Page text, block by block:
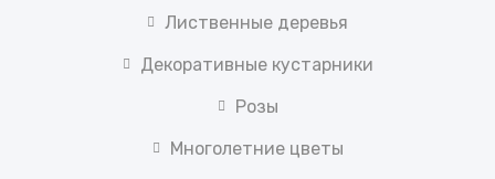
Лиственные деревья
Декоративные кустарники
Розы
Многолетние цветы